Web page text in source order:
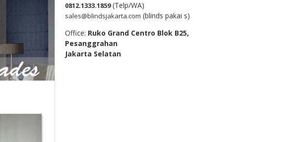
0812.1333.1859 (Telp/WA)
sales@blindsjakarta.com (blinds pakai s)
Office: Ruko Grand Centro Blok B25,
Pesanggrahan
Jakarta Selatan